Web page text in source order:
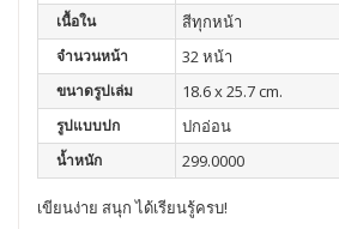
เนื้อใน สีทุกหน้า
จำนวนหน้า 32 หน้า
ขนาดรูปเล่ม 18.6 x 25.7 cm.
รูปแบบปก ปกอ่อน
น้ำหนัก 299.0000
เขียนง่าย สนุก ได้เรียนรู้ครบ!